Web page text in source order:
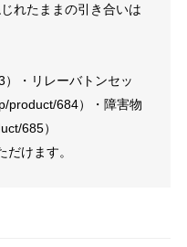
れたままの引き合いは
）・リレーバトンセッ
product/684）・障害物
685）
けます。